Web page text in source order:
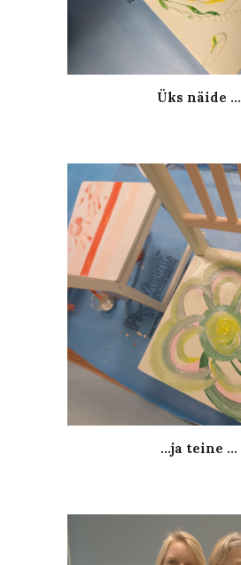
Üks näide ...
...ja teine ...